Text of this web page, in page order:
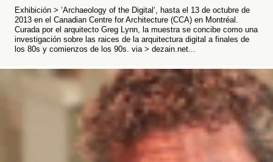
Exhibición > ‘Archaeology of the Digital‘, hasta el 13 de octubre de
2013 en el Canadian Centre for Architecture (CCA) en Montréal.
Curada por el arquitecto Greg Lynn, la muestra se concibe como una
investigación sobre las raices de la arquitectura digital a finales de
los 80s y comienzos de los 90s. via > dezain.net...